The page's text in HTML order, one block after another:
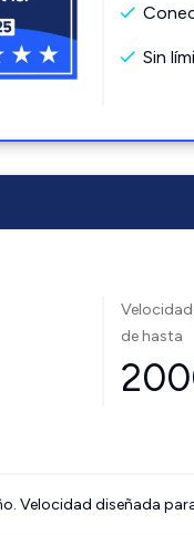
Sin
de hasta
Velocidad diseñada